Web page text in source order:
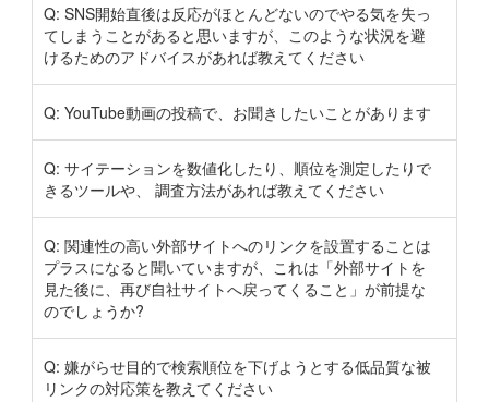
Q: SNS開始直後は反応がほとんどないのでやる気を失っ
てしまうことがあると思いますが、このような状況を避
けるためのアドバイスがあれば教えてください
Q: YouTube動画の投稿で、お聞きしたいことがあります
Q: サイテーションを数値化したり、順位を測定したりで
きるツールや、 調査方法があれば教えてください
Q: 関連性の高い外部サイトへのリンクを設置することは
プラスになると聞いていますが、これは「外部サイトを
見た後に、再び自社サイトへ戻ってくること」が前提な
のでしょうか?
Q: 嫌がらせ目的で検索順位を下げようとする低品質な被
リンクの対応策を教えてください